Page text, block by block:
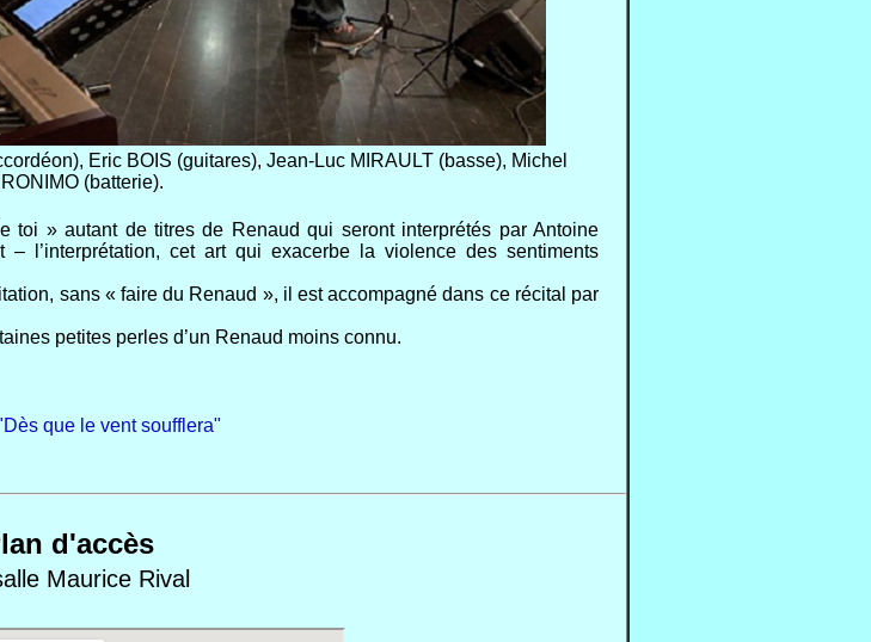
Eric BOIS (guitares), Jean-Luc MIRAULT (basse), Michel
(batterie).
» autant de titres de Renaud qui seront interprétés par Antoine
– l’interprétation, cet art qui exacerbe la violence des sentiments
sans « faire du Renaud », il est accompagné dans ce récital par
petites perles d’un Renaud moins connu.
que le vent soufflera"
d'accès
Maurice Rival